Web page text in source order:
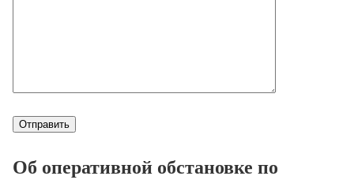
Об оперативной обстановке по